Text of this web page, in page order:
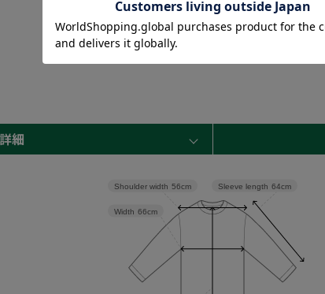
細
Sleeve length 64cm
Width 66cm
Shoulder width 56cm